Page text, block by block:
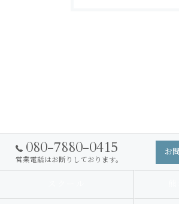
080-7880-0415
営業電話はお断りしております。
お